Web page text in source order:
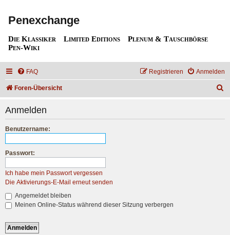
Penexchange
Die Klassiker Limited Editions
Plenum & Tauschbörse
Pen-Wiki
FAQ Anmelden
Registrieren
Foren-Übersicht
Anmelden
Benutzername:
Passwort:
Ich habe mein Passwort vergessen
Die Aktivierungs-E-Mail erneut senden
Angemeldet bleiben
Meinen Online-Status während dieser Sitzung verbergen